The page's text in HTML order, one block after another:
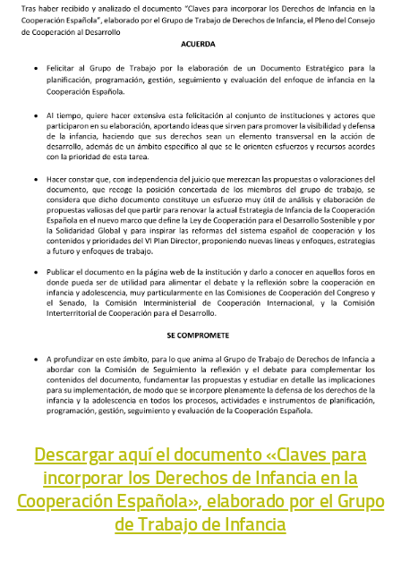
Descargar aquí el documento «Claves para
incorporar los Derechos de Infancia en la
Cooperación Española», elaborado por el Grupo
de Trabajo de Infancia